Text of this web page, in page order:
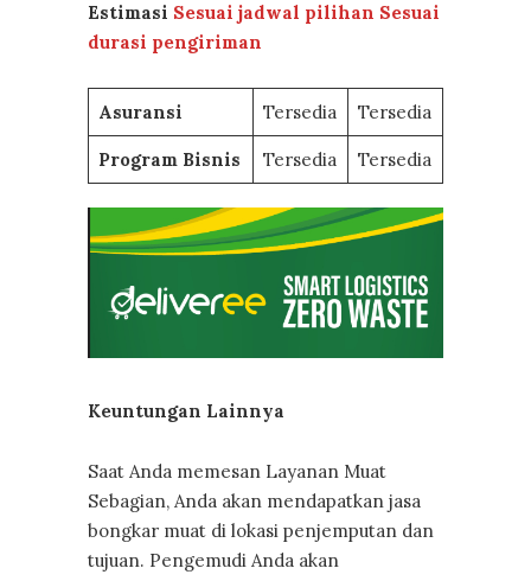
Estimasi Sesuai jadwal pilihan Sesuai
durasi pengiriman
Asuransi Tersedia Tersedia
Program Bisnis Tersedia Tersedia
Keuntungan Lainnya
Saat Anda memesan Layanan Muat
Sebagian, Anda akan mendapatkan jasa
bongkar muat di lokasi penjemputan dan
tujuan. Pengemudi Anda akan